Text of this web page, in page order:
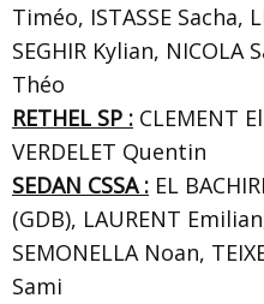
Timéo, ISTASSE Sacha,
SEGHIR Kylian, NICOLA
Théo
RETHEL SP : CLEMENT
VERDELET Quentin
SEDAN CSSA : EL
(GDB), LAURENT
SEMONELLA Noan,
Sami